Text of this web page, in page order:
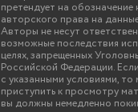
претендует на обозначение
авторского права на
Авторы не несут
возможные последствия
целях, запрещенных
Российской Федерации.
с указанными условиями, то
приступить к просмотру
вы должны немедленно